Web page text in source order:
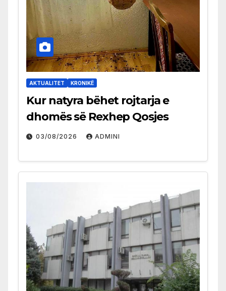
AKTUALITET KRONIKË
Kur natyra bëhet rojtarja e
dhomës së Rexhep Qosjes
03/08/2026 ADMINI